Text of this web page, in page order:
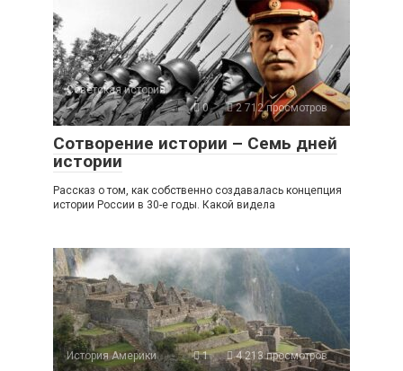
Советская история
0
2 712 просмотров
Сотворение истории – Семь дней
истории
Рассказ о том, как собственно создавалась концепция
истории России в 30-е годы. Какой видела
История Америки 1 4 213 просмотров